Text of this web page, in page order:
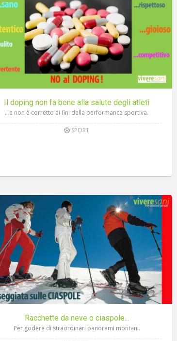
Il doping non fa bene alla salute degli atleti
...e non è corretto ai fini della performance sportiva.
SPORT
Racchette da neve o ciaspole...
Per godere di straordinari panorami montani.